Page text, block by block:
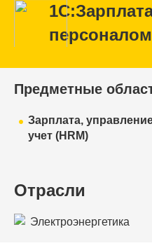
Предметные
Зарплата,
учет (HRM)
Отрасли
Электроэнергетика